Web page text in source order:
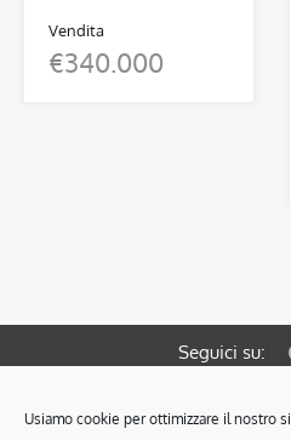
Usiamo cookie per ottimizzare il nostro
Vendita
€340.000
Seguici su:
© 2021 OBIETTIVO CASA